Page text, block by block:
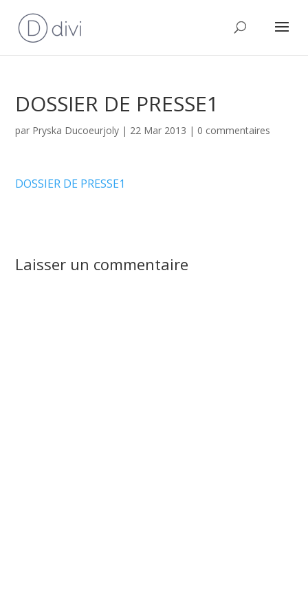
DOSSIER DE PRESSE1
par Pryska Ducoeurjoly | 22 Mar 2013 | 0 commentaires
DOSSIER DE PRESSE1
Laisser un commentaire